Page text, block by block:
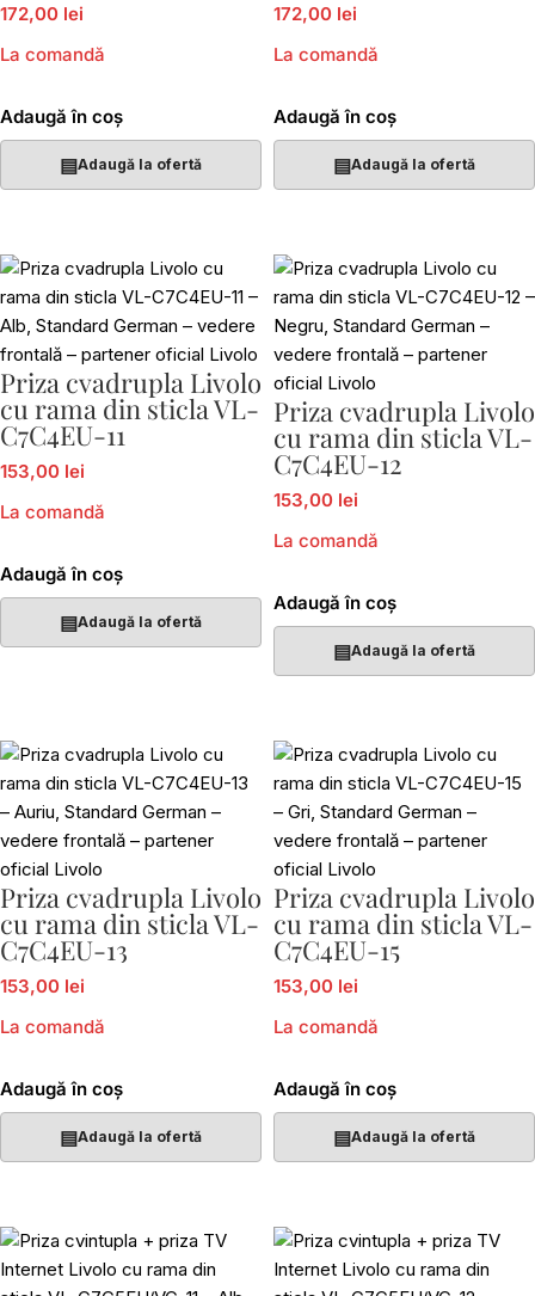
VL-C7-C4EU/VC-13
172,00 lei
La comandă
Adaugă în coș
▤Adaugă la ofertă
VL-C7-C4EU/VC-15
172,00 lei
La comandă
Adaugă în coș
▤Adaugă la ofertă
Priza cvadrupla Livolo
cu rama din sticla VL-
C7C4EU-11
153,00 lei
La comandă
Adaugă în coș
▤Adaugă la ofertă
Priza cvadrupla Livolo
cu rama din sticla VL-
C7C4EU-12
153,00 lei
La comandă
Adaugă în coș
▤Adaugă la ofertă
Priza cvadrupla Livolo
cu rama din sticla VL-
C7C4EU-13
153,00 lei
La comandă
Adaugă în coș
▤Adaugă la ofertă
Priza cvadrupla Livolo
cu rama din sticla VL-
C7C4EU-15
153,00 lei
La comandă
Adaugă în coș
▤Adaugă la ofertă